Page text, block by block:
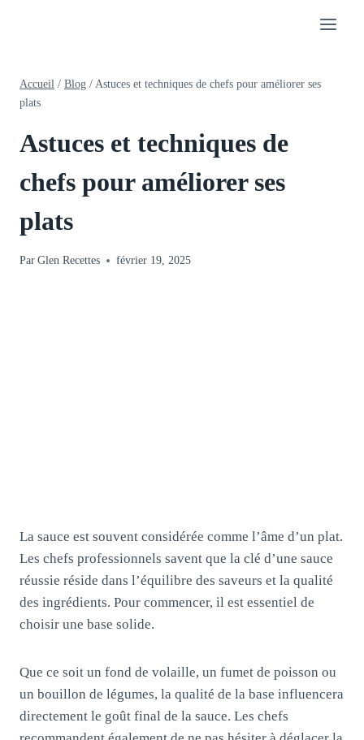
Accueil / Blog / Astuces et techniques de chefs pour améliorer ses
plats
Astuces et techniques de
chefs pour améliorer ses
plats
Par Glen Recettes février 19, 2025
La sauce est souvent considérée comme l’âme d’un plat.
Les chefs professionnels savent que la clé d’une sauce
réussie réside dans l’équilibre des saveurs et la qualité
des ingrédients. Pour commencer, il est essentiel de
choisir une base solide.
Que ce soit un fond de volaille, un fumet de poisson ou
un bouillon de légumes, la qualité de la base influencera
directement le goût final de la sauce. Les chefs